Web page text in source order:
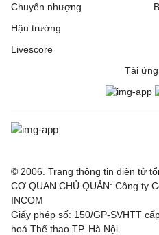
Chuyển nhượng
Hậu trường
Livescore
Tải
© 2006. Trang thông tin điện tử
CƠ QUAN CHỦ QUẢN: Công ty
INCOM
Giấy phép số: 150/GP-SVHTT
hoá Thể thao TP. Hà Nội